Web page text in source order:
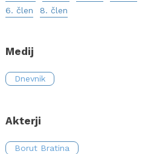
6. člen
8. člen
Medij
Dnevnik
Akterji
Borut Bratina